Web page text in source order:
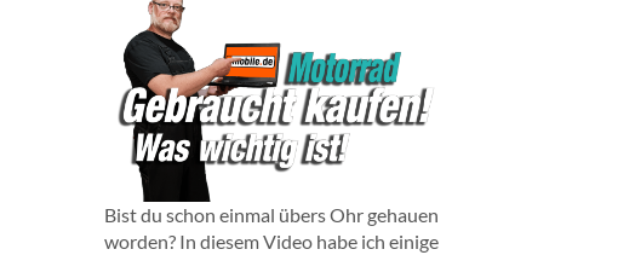
Bist du schon einmal übers Ohr gehauen
worden? In diesem Video habe ich einige